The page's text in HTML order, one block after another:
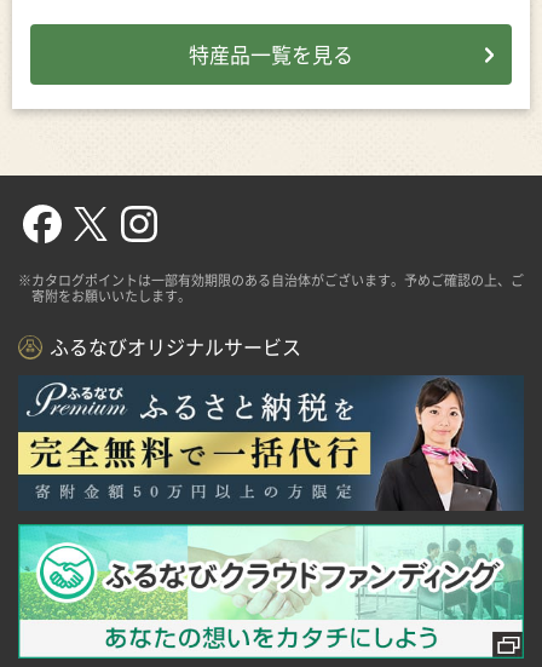
特産品一覧を見る
※カタログポイントは一部有効期限のある自治体がございます。予めご確認の上、ご
寄附をお願いいたします。
ふるなびオリジナルサービス